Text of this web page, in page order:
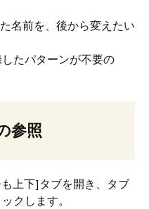
名前を、後から変えたい
たパターンが不要の
参照
も上下]タブを開き、タブ
クします。